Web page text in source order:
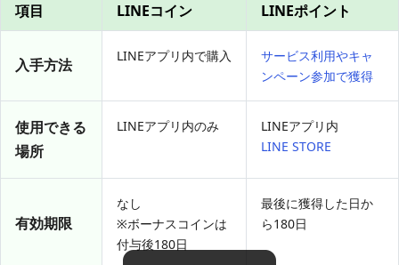
項目 LINEコイン LINEポイント
入手方法 LINEアプリ内で購入
サービス利用やキャ
ンペーン参加で獲得
使用できる
場所
LINEアプリ内のみ
LINEアプリ内
LINE STORE
有効期限
なし
※ボーナスコインは
付与後180日
最後に獲得した日か
ら180日